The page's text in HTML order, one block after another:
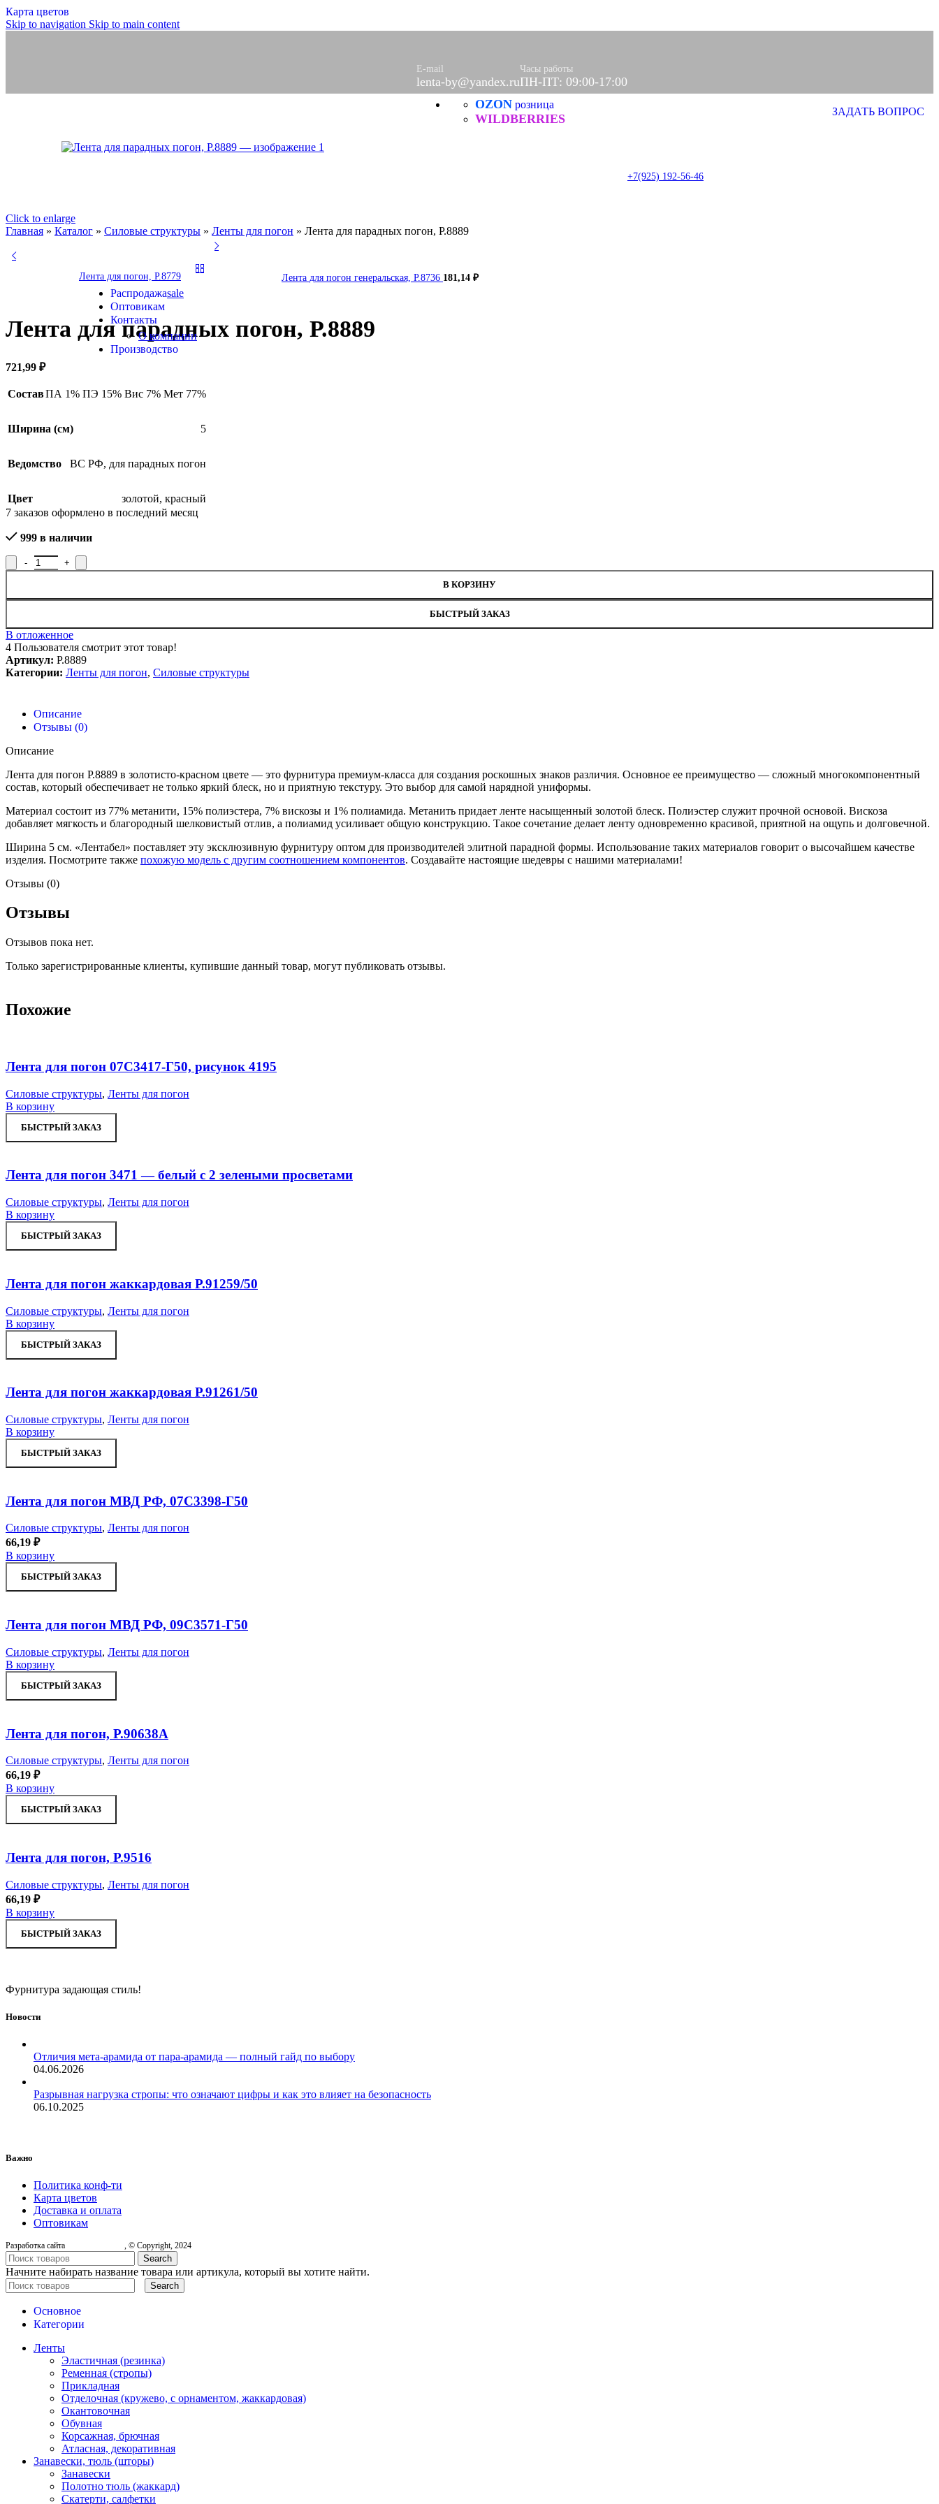
Карта цветов
Skip to navigation Skip to main content
E-mail
lenta-by@yandex.ru
Часы работы
ПН-ПТ: 09:00-17:00
+7(925) 192-56-46
Киперка, технические, ХБ
Скатерти, салфетки
Шнуры ПЭ и ХБ
Бытовые, технические
СИЛОВЫЕ СТРУКТУРЫ
Галун
МЕДИЦИНСКИЕ ТОВАРЫ
РИТУАЛЬНАЯ КОЛЛЕКЦИЯ
НОЖНИЦЫ И НИТКИ
Ножницы
ИННОВАЦИИ
Продукция из арамидных нитей
Распродажаsale
Оптовикам
Контакты
О компании
Производство
OZON розница
WILDBERRIES
ЗАДАТЬ ВОПРОС
Click to enlarge
Главная » Каталог » Силовые структуры » Ленты для погон » Лента для парадных погон, Р.8889
Лента для погон, Р.8779 Лента для погон генеральская, Р.8736 181,14 ₽
Лента для парадных погон, Р.8889
721,99 ₽
СоставПА 1% ПЭ 15% Вис 7% Мет 77%
Ширина (см) 5
Ведомство ВС РФ, для парадных погон
Цвет золотой, красный
7 заказов оформлено в последний месяц
999 в наличии
Количество товара Лента для парадных погон, Р.8889
В КОРЗИНУ
БЫСТРЫЙ ЗАКАЗ
В отложенное
4 Пользователя смотрит этот товар!
Артикул: Р.8889
Категории: Ленты для погон, Силовые структуры
Описание
Отзывы (0)
Описание
Лента для погон Р.8889 в золотисто-красном цвете — это фурнитура премиум-класса для создания роскошных знаков различия. Основное ее преимущество — сложный многокомпонентный
состав, который обеспечивает не только яркий блеск, но и приятную текстуру. Это выбор для самой нарядной униформы.
Материал состоит из 77% метанити, 15% полиэстера, 7% вискозы и 1% полиамида. Метанить придает ленте насыщенный золотой блеск. Полиэстер служит прочной основой. Вискоза
добавляет мягкость и благородный шелковистый отлив, а полиамид усиливает общую конструкцию. Такое сочетание делает ленту одновременно красивой, приятной на ощупь и долговечной.
Ширина 5 см. «Лентабел» поставляет эту эксклюзивную фурнитуру оптом для производителей элитной парадной формы. Использование таких материалов говорит о высочайшем качестве
изделия. Посмотрите также похожую модель с другим соотношением компонентов. Создавайте настоящие шедевры с нашими материалами!
Отзывы (0)
Отзывы
Отзывов пока нет.
Только зарегистрированные клиенты, купившие данный товар, могут публиковать отзывы.
Похожие
Лента для погон 07С3417-Г50, рисунок 4195
Силовые структуры, Ленты для погон
В корзину
БЫСТРЫЙ ЗАКАЗ
Лента для погон 3471 — белый с 2 зелеными просветами
Силовые структуры, Ленты для погон
В корзину
БЫСТРЫЙ ЗАКАЗ
Лента для погон жаккардовая Р.91259/50
Силовые структуры, Ленты для погон
В корзину
БЫСТРЫЙ ЗАКАЗ
Лента для погон жаккардовая Р.91261/50
Силовые структуры, Ленты для погон
В корзину
БЫСТРЫЙ ЗАКАЗ
Лента для погон МВД РФ, 07С3398-Г50
Силовые структуры, Ленты для погон
66,19 ₽
В корзину
БЫСТРЫЙ ЗАКАЗ
Лента для погон МВД РФ, 09С3571-Г50
Силовые структуры, Ленты для погон
В корзину
БЫСТРЫЙ ЗАКАЗ
Лента для погон, Р.90638А
Силовые структуры, Ленты для погон
66,19 ₽
В корзину
БЫСТРЫЙ ЗАКАЗ
Лента для погон, Р.9516
Силовые структуры, Ленты для погон
66,19 ₽
В корзину
БЫСТРЫЙ ЗАКАЗ
Фурнитура задающая стиль!
Новости
Отличия мета-арамида от пара-арамида — полный гайд по выбору
04.06.2026
Разрывная нагрузка стропы: что означают цифры и как это влияет на безопасность
06.10.2025
Важно
Политика конф-ти
Карта цветов
Доставка и оплата
Оптовикам
Разработка сайта , © Copyright, 2024
Search
Начните набирать название товара или артикула, который вы хотите найти.
Search
Основное
Категории
Ленты
Эластичная (резинка)
Ременная (стропы)
Прикладная
Отделочная (кружево, с орнаментом, жаккардовая)
Окантовочная
Обувная
Корсажная, брючная
Атласная, декоративная
Занавески, тюль (шторы)
Занавески
Полотно тюль (жаккард)
Скатерти, салфетки